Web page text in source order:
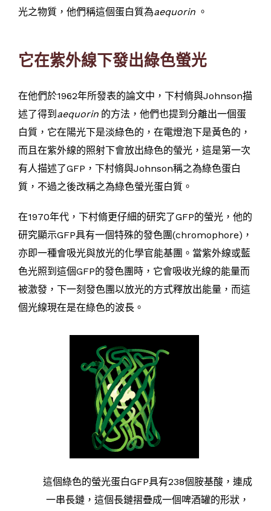
光之物質，他們稱這個蛋白質為aequorin 。
它在紫外線下發出綠色螢光
在他們於1962年所發表的論文中，下村脩與Johnson描
述了得到 aequorin 的方法，他們也提到分離出一個蛋
白質，它在陽光下是淡綠色的，在電燈泡下是黃色的，
而且在紫外線的照射下會放出綠色的螢光，這是第一次
有人描述了GFP，下村脩與Johnson稱之為綠色蛋白
質，不過之後改稱之為綠色螢光蛋白質。
在1970年代，下村脩更仔細的研究了GFP的螢光，他的
研究顯示GFP具有一個特殊的發色團(chromophore)，
亦即一種會吸光與放光的化學官能基團。當紫外線或藍
色光照到這個GFP的發色團時，它會吸收光線的能量而
被激發，下一刻發色團以放光的方式釋放出能量，而這
個光線現在是在綠色的波長。
這個綠色的螢光蛋白GFP具有238個胺基酸，連成
一串長鏈，這個長鏈摺疊成一個啤酒罐的形狀，